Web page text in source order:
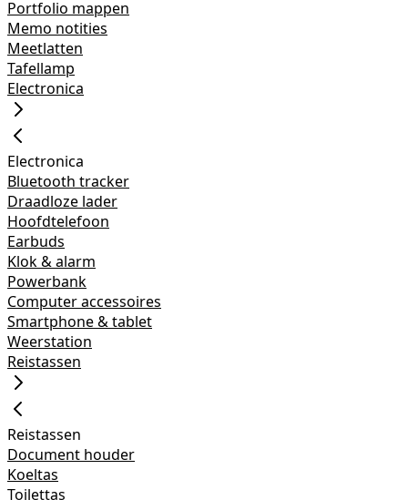
Portfolio mappen
Memo notities
Meetlatten
Tafellamp
Electronica
Electronica
Bluetooth tracker
Draadloze lader
Hoofdtelefoon
Earbuds
Klok & alarm
Powerbank
Computer accessoires
Smartphone & tablet
Weerstation
Reistassen
Reistassen
Document houder
Koeltas
Toilettas